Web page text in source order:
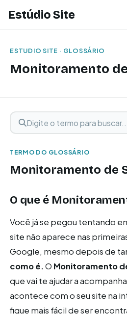
Estúdio Site
ESTUDIO SITE · GLOSSÁRIO
Monitoramento de
Buscar termo
Digite o termo para buscar
TERMO DO GLOSSÁRIO
Monitoramento de
O que é
Você já se pegou tentando
site não aparece nas
Google, mesmo depois de
como é.O Monitoramento
que vai te ajudar a
acontece com o seu site na
fique mais fácil de ser